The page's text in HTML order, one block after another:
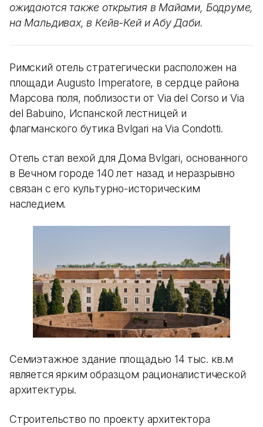
ожидаются также открытия в Майами, Бодруме,
на Мальдивах, в Кейв-Кей и Абу Даби.
Римский отель стратегически расположен на
площади Augusto Imperatore, в сердце района
Марсова поля, поблизости от Via del Corso и Via
del Babuino, Испанской лестницей и
флагманского бутика Bvlgari на Via Condotti.
Отель стал вехой для Дома Bvlgari, основанного
в Вечном городе 140 лет назад и неразрывно
связан с его культурно-историческим
наследием.
Семиэтажное здание площадью 14 тыс. кв.м
является ярким образцом рационалистической
архитектуры.
Строительство по проекту архитектора